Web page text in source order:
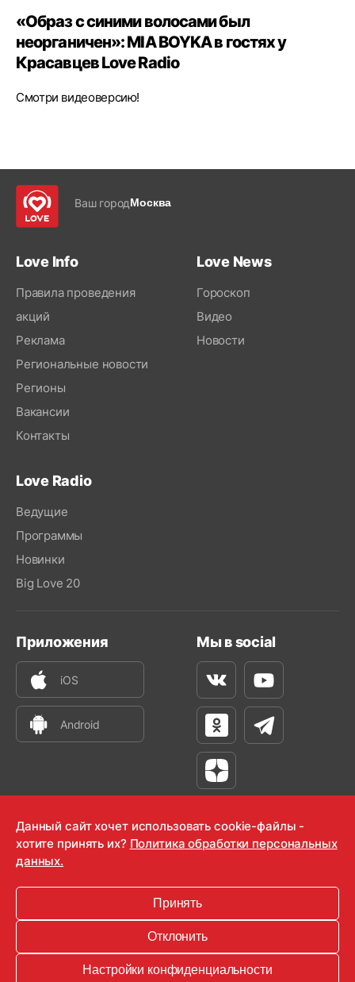
«Образ с синими волосами был
неорганичен»: MIA BOYKA в гостях у
Красавцев Love Radio
Смотри видеоверсию!
Ваш городМосква
Love Info
Правила проведения
акций
Реклама
Региональные новости
Регионы
Вакансии
Контакты
Love News
Гороскоп
Видео
Новости
Love Radio
Ведущие
Программы
Новинки
Big Love 20
Приложения
iOS
Android
Мы в social
ВконтактеYoutube
Одноклассники
Телеграм
Яндекс Дзен
16+
Информация для правообладателей
Данный сайт хочет использовать cookie-файлы -
хотите принять их? Политика обработки персональных
данных.
Принять
Отклонить
Настройки конфиденциальности